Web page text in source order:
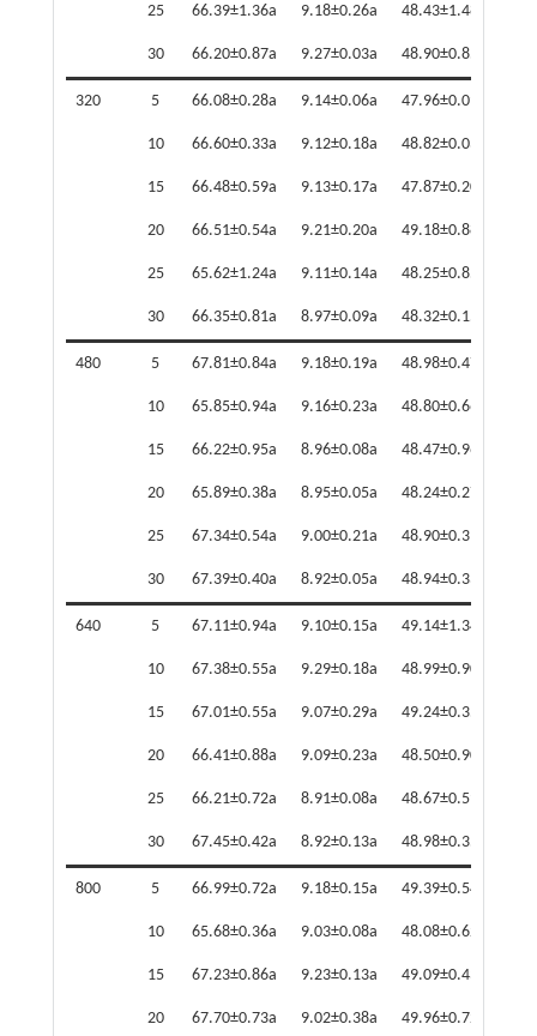
25 66.39±1.36a 9.18±0.26a 48.43±1.48a
30 66.20±0.87a 9.27±0.03a 48.90±0.85a
320 5 66.08±0.28a 9.14±0.06a 47.96±0.09a
10 66.60±0.33a 9.12±0.18a 48.82±0.03a
15 66.48±0.59a 9.13±0.17a 47.87±0.20a
20 66.51±0.54a 9.21±0.20a 49.18±0.88a
25 65.62±1.24a 9.11±0.14a 48.25±0.85a
30 66.35±0.81a 8.97±0.09a 48.32±0.15a
480 5 67.81±0.84a 9.18±0.19a 48.98±0.47a
10 65.85±0.94a 9.16±0.23a 48.80±0.66a
15 66.22±0.95a 8.96±0.08a 48.47±0.96a
20 65.89±0.38a 8.95±0.05a 48.24±0.27a
25 67.34±0.54a 9.00±0.21a 48.90±0.31a
30 67.39±0.40a 8.92±0.05a 48.94±0.33a
640 5 67.11±0.94a 9.10±0.15a 49.14±1.34a
10 67.38±0.55a 9.29±0.18a 48.99±0.90a
15 67.01±0.55a 9.07±0.29a 49.24±0.35a
20 66.41±0.88a 9.09±0.23a 48.50±0.90a
25 66.21±0.72a 8.91±0.08a 48.67±0.59a
30 67.45±0.42a 8.92±0.13a 48.98±0.35a
800 5 66.99±0.72a 9.18±0.15a 49.39±0.54a
10 65.68±0.36a 9.03±0.08a 48.08±0.62a
15 67.23±0.86a 9.23±0.13a 49.09±0.43a
20 67.70±0.73a 9.02±0.38a 49.96±0.72a